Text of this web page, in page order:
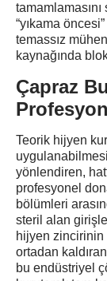
“yıkama
temassız
kaynağında
Çapraz
Teorik hijyen
yönlendiren,
profesyonel
bölümleri
steril alan
hijyen zincirinin
ortadan
bu endüstriyel